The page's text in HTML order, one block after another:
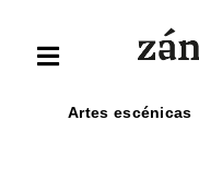
Artes escénicas